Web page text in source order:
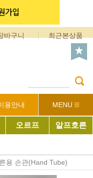
바구니 최근본상품
용안내 MENU
오르프 알프호른
용 손관(Hand Tube)